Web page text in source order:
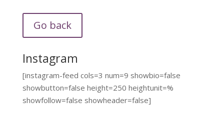
Go back
Instagram
[instagram-feed cols=3 num=9 showbio=false
showbutton=false height=250 heightunit=%
showfollow=false showheader=false]